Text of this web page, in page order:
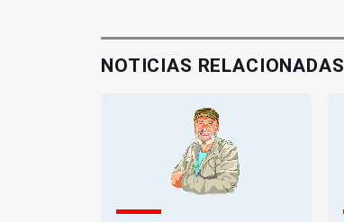
NOTICIAS RELACIONADAS